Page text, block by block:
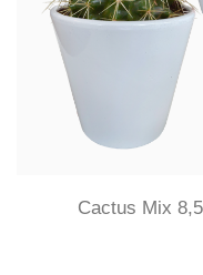
Cactus Mix